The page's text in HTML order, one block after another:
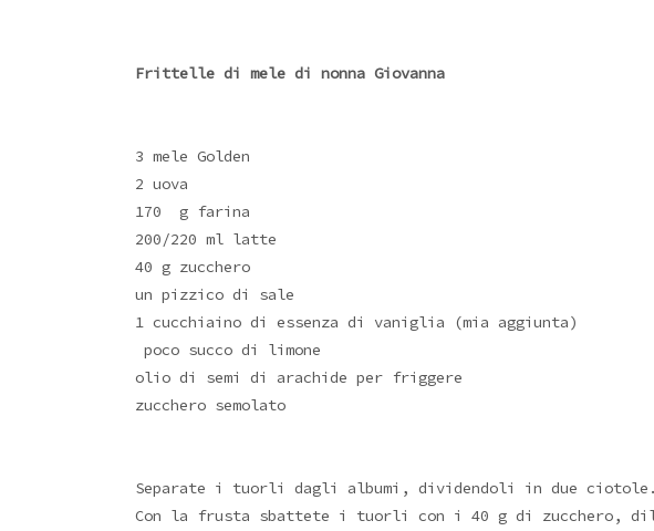
Frittelle di mele di nonna Giovanna
3 mele Golden
2 uova
170 g farina
200/220 ml latte
40 g zucchero
un pizzico di sale
1 cucchiaino di essenza di vaniglia (mia aggiunta)
poco succo di limone
olio di semi di arachide per friggere
zucchero semolato
Separate i tuorli dagli albumi, dividendoli in due ciotole.
Con la frusta sbattete i tuorli con i 40 g di